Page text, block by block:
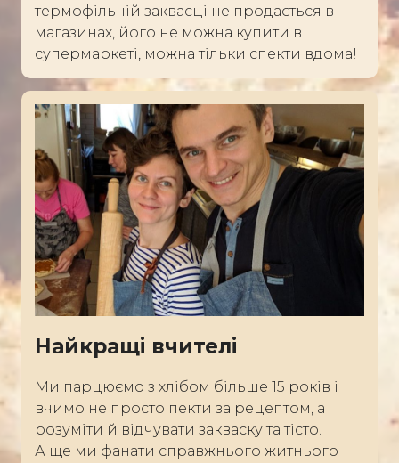
термофільній заквасці не продається в
магазинах, його не можна купити в
супермаркеті, можна тільки спекти вдома!
Найкращі вчителі
Ми парцюємо з хлібом більше 15 років і
вчимо не просто пекти за рецептом, а
розуміти й відчувати закваску та тісто.
А ще ми фанати справжнього житнього